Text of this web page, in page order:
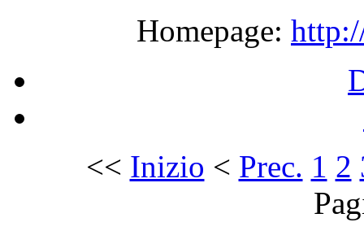
Homepage:
<< Inizio < Prec. 1 2